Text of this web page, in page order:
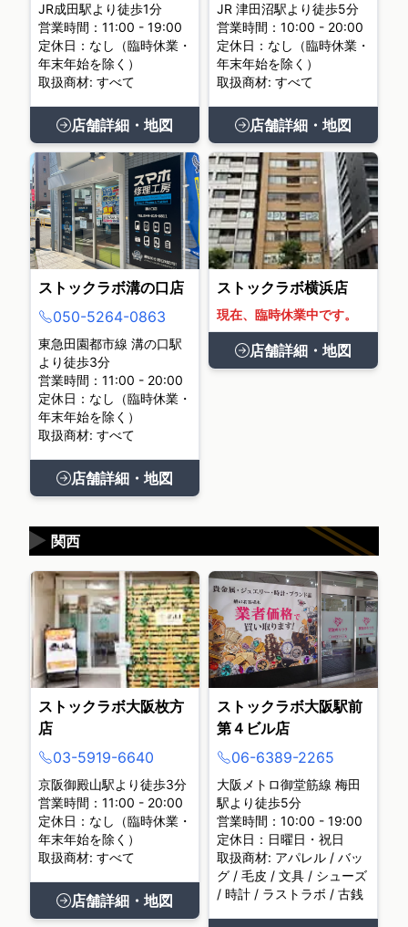
JR成田駅より徒歩1分
営業時間：11:00 - 19:00
定休日：なし（臨時休業・
年末年始を除く）
取扱商材: すべて
店舗詳細・地図
JR 津田沼駅より徒歩5分
営業時間：10:00 - 20:00
定休日：なし（臨時休業・
年末年始を除く）
取扱商材: すべて
店舗詳細・地図
ストックラボ溝の口店
050-5264-0863
東急田園都市線 溝の口駅
より徒歩3分
営業時間：11:00 - 20:00
定休日：なし（臨時休業・
年末年始を除く）
取扱商材: すべて
店舗詳細・地図
ストックラボ横浜店
現在、臨時休業中です。
店舗詳細・地図
関西
▶
ストックラボ大阪枚方
店
03-5919-6640
京阪御殿山駅より徒歩3分
営業時間：11:00 - 20:00
定休日：なし（臨時休業・
年末年始を除く）
取扱商材: すべて
店舗詳細・地図
ストックラボ大阪駅前
第４ビル店
06-6389-2265
大阪メトロ御堂筋線 梅田
駅より徒歩5分
営業時間：10:00 - 19:00
定休日：日曜日・祝日
取扱商材: アパレル / バッ
グ / 毛皮 / 文具 / シューズ
/ 時計 / ラストラボ / 古銭